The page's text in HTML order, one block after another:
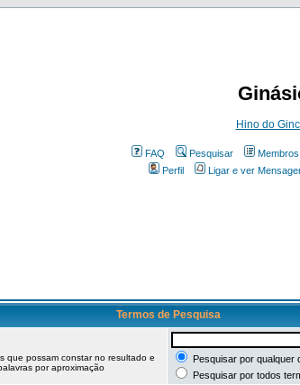
Hino do
FAQ Pesquisar Membros
Perfil
Ligar e ver
Termos de Pesquisa
que possam constar no resultado e
por aproximação
Pesquisar por qualquer
Pesquisar por todos